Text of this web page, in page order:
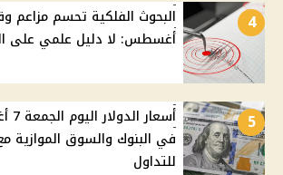
4
أغسطس: لا دليل علمي على
5
في البنوك والسوق الموازية
للتداول